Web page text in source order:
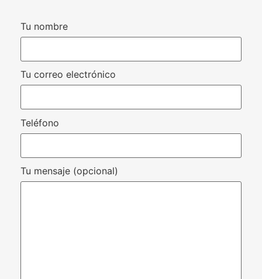
Tu nombre
Tu correo electrónico
Teléfono
Tu mensaje (opcional)